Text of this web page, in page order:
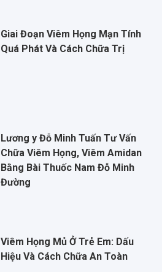
Giai Đoạn Viêm Họng Mạn Tính
Quá Phát Và Cách Chữa Trị
Lương y Đỗ Minh Tuấn Tư Vấn
Chữa Viêm Họng, Viêm Amidan
Bằng Bài Thuốc Nam Đỗ Minh
Đường
Viêm Họng Mủ Ở Trẻ Em: Dấu
Hiệu Và Cách Chữa An Toàn